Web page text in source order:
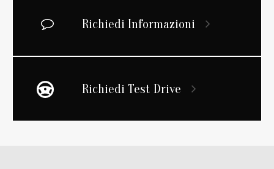
Richiedi Informazioni
Richiedi Test Drive